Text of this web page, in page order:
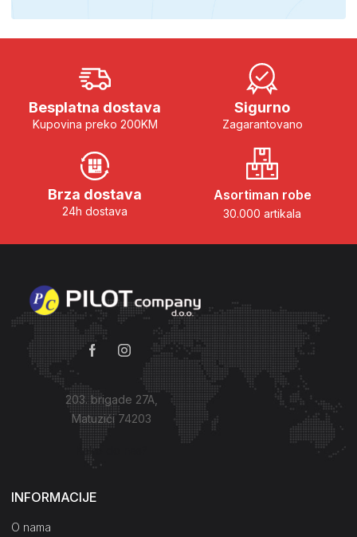
Besplatna dostava
Kupovina preko 200KM
Sigurno
Zagarantovano
Brza dostava
24h dostava
Asortiman robe
30.000 artikala
203. brigade 27A,
Matuzići 74203
Kako do nas?
INFORMACIJE
O nama